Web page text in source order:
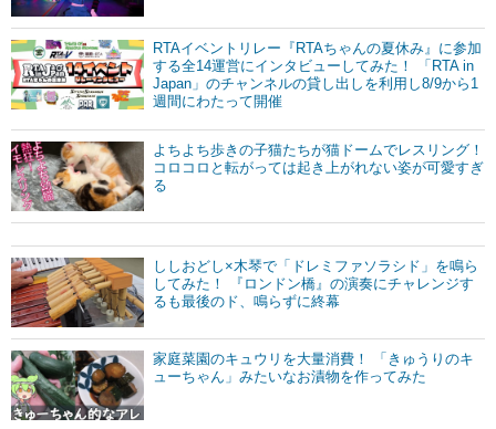
RTAイベントリレー『RTAちゃんの夏休み』に参加
する全14運営にインタビューしてみた！ 「RTA in
Japan」のチャンネルの貸し出しを利用し8/9から1
週間にわたって開催
よちよち歩きの子猫たちが猫ドームでレスリング！
コロコロと転がっては起き上がれない姿が可愛すぎ
る
ししおどし×木琴で「ドレミファソラシド」を鳴ら
してみた！ 『ロンドン橋』の演奏にチャレンジす
るも最後のド、鳴らずに終幕
家庭菜園のキュウリを大量消費！ 「きゅうりのキ
ューちゃん」みたいなお漬物を作ってみた